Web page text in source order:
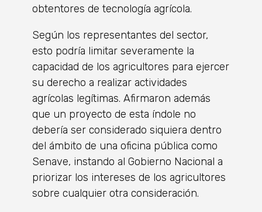
obtentores de tecnología agrícola.
Según los representantes del sector,
esto podría limitar severamente la
capacidad de los agricultores para ejercer
su derecho a realizar actividades
agrícolas legítimas. Afirmaron además
que un proyecto de esta índole no
debería ser considerado siquiera dentro
del ámbito de una oficina pública como
Senave, instando al Gobierno Nacional a
priorizar los intereses de los agricultores
sobre cualquier otra consideración.